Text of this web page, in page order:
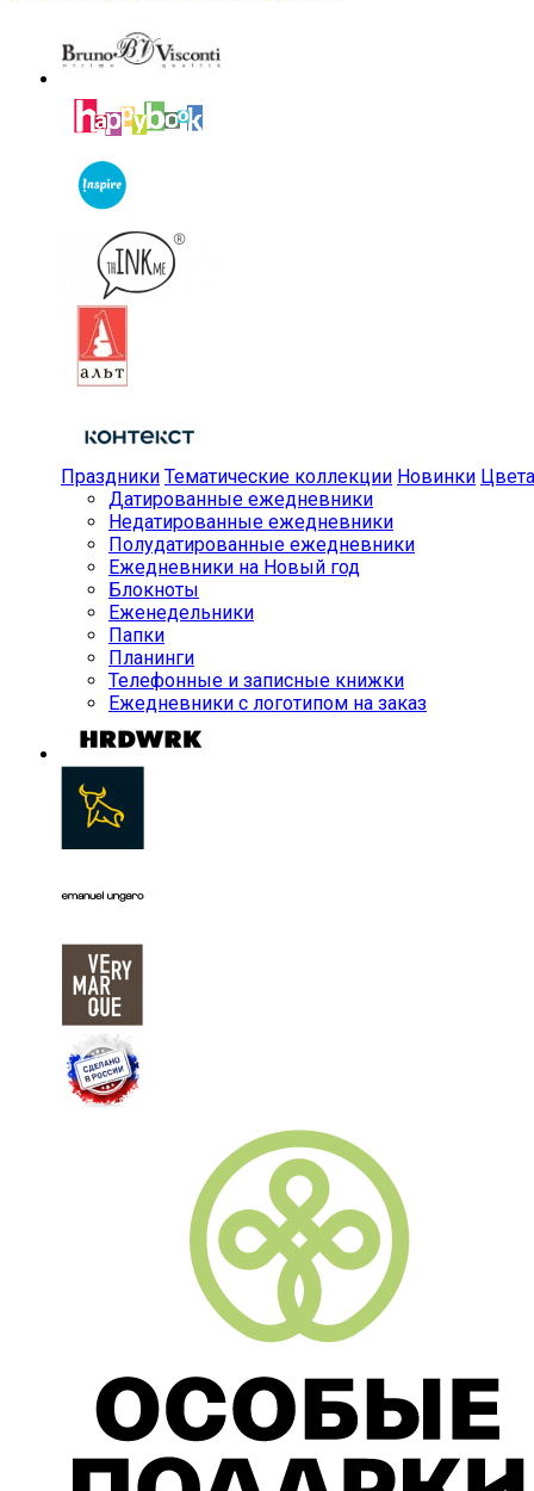
Праздники Тематические коллекции Новинки Цвета
Датированные ежедневники
Недатированные ежедневники
Полудатированные ежедневники
Ежедневники на Новый год
Блокноты
Еженедельники
Папки
Планинги
Телефонные и записные книжки
Ежедневники с логотипом на заказ